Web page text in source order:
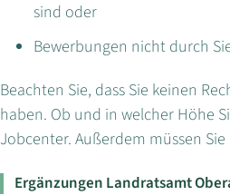
sind oder
Bewerbungen nicht durch
Beachten Sie, dass Sie keinen
haben. Ob und in welcher Höhe
Jobcenter. Außerdem müssen
Ergänzungen Landratsamt